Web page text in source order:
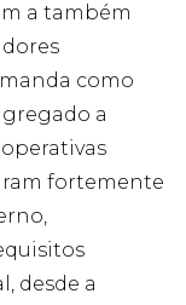
a também
como
a
fortemente
desde a
os
de
a
do site,
na
como o